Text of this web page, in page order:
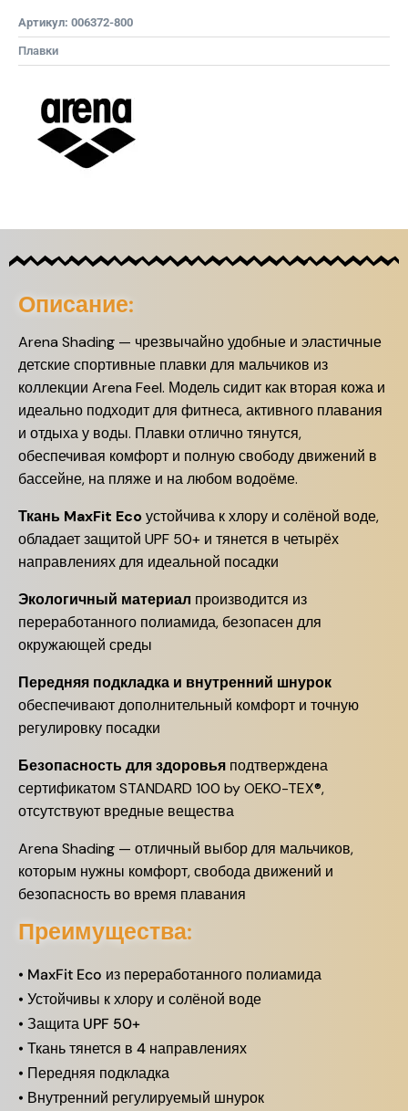
Артикул: 006372-800
Плавки
Описание:
Arena Shading — чрезвычайно удобные и эластичные
детские спортивные плавки для мальчиков из
коллекции Arena Feel. Модель сидит как вторая кожа и
идеально подходит для фитнеса, активного плавания
и отдыха у воды. Плавки отлично тянутся,
обеспечивая комфорт и полную свободу движений в
бассейне, на пляже и на любом водоёме.
Ткань MaxFit Ecoустойчива к хлору и солёной воде,
обладает защитой UPF 50+ и тянется в четырёх
направлениях для идеальной посадки
Экологичный материал производится из
переработанного полиамида, безопасен для
окружающей среды
Передняя подкладка и внутренний шнурок
обеспечивают дополнительный комфорт и точную
регулировку посадки
Безопасность для здоровья подтверждена
сертификатом STANDARD 100 by OEKO-TEX®,
отсутствуют вредные вещества
Arena Shading — отличный выбор для мальчиков,
которым нужны комфорт, свобода движений и
безопасность во время плавания
Преимущества:
• MaxFit Eco из переработанного полиамида
• Устойчивы к хлору и солёной воде
• Защита UPF 50+
• Ткань тянется в 4 направлениях
• Передняя подкладка
• Внутренний регулируемый шнурок